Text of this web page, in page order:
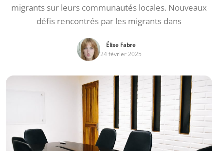
migrants sur leurs communautés locales. Nouveaux
défis rencontrés par les migrants dans
Élise Fabre
24 février 2025